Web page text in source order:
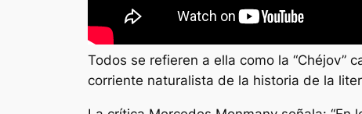
Todos se refieren a ella como la “Chéjov”
corriente naturalista de la historia de la